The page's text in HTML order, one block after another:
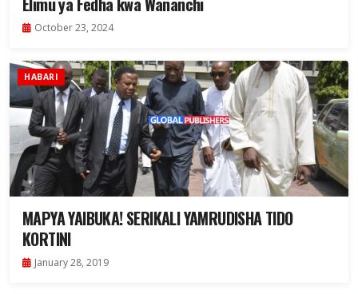
October 23, 2024
HABARI
MAPYA YAIBUKA! SERIKALI YAMRUDISHA TIDO
KORTINI
January 28, 2019